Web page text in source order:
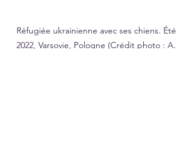
Réfugiée ukrainienne avec ses chiens. Été
2022, Varsovie, Pologne (Crédit photo : A.